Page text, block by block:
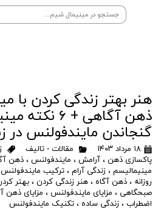
هنر بهتر زندگی کردن با
ذهن‌ آگاهی + ۶
گنجاندن مایندفولنس در
۱۸ مرداد ۱۴۰۳ مقالات - تالیف
پاکسازی ذهن ، آرامش ، مایندفولنس ، ذهن
مینیمالیسم ، زندگی آرام ، ترکیب
روزانه ، ذهن آگاه ، هنر زندگی کردن ، بهتر
صبحگاهی ، مزایای مایندفولنس ، مزایای ذهن
اضطراب ، زندگی ساده‌ ، تکنیک مایندفولنس